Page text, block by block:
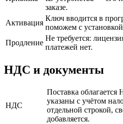
заказе.
Активация
Ключ вводится в
поможем с
Продление
Не требуется:
платежей нет.
НДС и документы
НДС
Поставка
указаны с учётом
отдельной строкой,
добавляется.